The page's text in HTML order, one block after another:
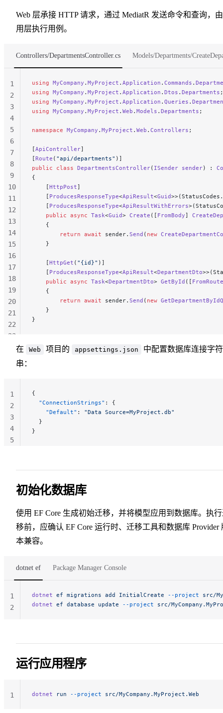
Web 层承接 HTTP 请求，通过 MediatR 发送命令和查询，
用层执行用例。
Controllers/DepartmentsController.cs Models/Departments/
using MyCompany . MyProject . Application . Commands .
using MyCompany . MyProject . Application . Dtos . Departments ;
using MyCompany . MyProject . Application . Queries .
using MyCompany . MyProject . Web . Models . Departments ;
namespace MyCompany . MyProject . Web . Controllers ;
[ApiController]
[Route ( "api/departments" )]
public class DepartmentsController( ISender sender) :
{
    [
HttpPost]
    [
ProducesResponseType<ApiResult<Guid
    [
ProducesResponseType<ApiResultWithErrors
    public
async Task<Guid> Create ([ FromBody]
    {
        return
await sender. Send ( new
    }
    [
HttpGet ( "{id}" )]
    [
ProducesResponseType<ApiResult<DepartmentDto
    public
async Task<DepartmentDto> GetById ([ FromRoute
    {
        return
await sender. Send ( new
    }
}
1
2
3
4
5
6
7
8
9
10
11
12
13
14
15
16
17
18
19
20
21
22
23
在 Web 项目的 appsettings.json
中配置数据库连接字符
串：
{
  "ConnectionStrings"
: {
    "Default"
: "Data Source=MyProject.db"
  }
}
1
2
3
4
5
初始化数据库
使用 EF Core 生成初始迁移，并将模型应用到数据库。执
移前，应确认 EF Core 运行时、迁移工具和数据库 Provider
本兼容。
dotnet ef Package Manager Console
dotnet ef migrations add InitialCreate --project src/
dotnet ef database update --project src/
1
2
运行应用程序
dotnet run --project src/MyCompany.MyProject.Web
1